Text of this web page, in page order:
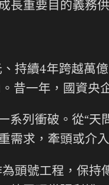
長重要目的義務
持續4年跨越萬
昔一年，國資央
系列衝破。從“天
需求，牽頭或介
頭號工程，保持